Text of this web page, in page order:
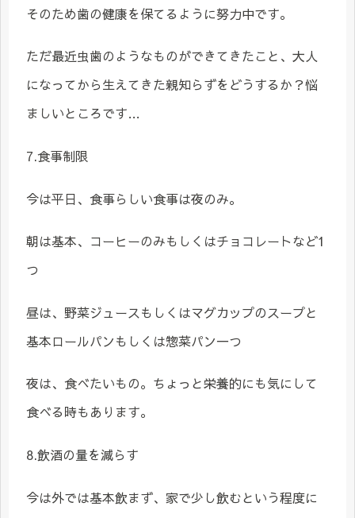
そのため歯の健康を保てるように努力中です。
ただ最近虫歯のようなものができてきたこと、大人
になってから生えてきた親知らずをどうするか？悩
ましいところです…
7.食事制限
今は平日、食事らしい食事は夜のみ。
朝は基本、コーヒーのみもしくはチョコレートなど1
つ
昼は、野菜ジュースもしくはマグカップのスープと
基本ロールパンもしくは惣菜パン一つ
夜は、食べたいもの。ちょっと栄養的にも気にして
食べる時もあります。
8.飲酒の量を減らす
今は外では基本飲まず、家で少し飲むという程度に